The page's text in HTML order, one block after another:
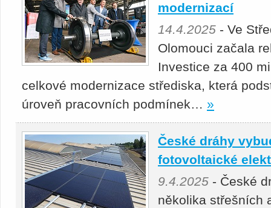
modernizací
14.4.2025 - Ve
Olomouci začala
Investice za 400
celkové modernizace střediska, která
úroveň pracovních podmínek… »
České dráhy
fotovoltaické
9.4.2025 - České
několika střešních